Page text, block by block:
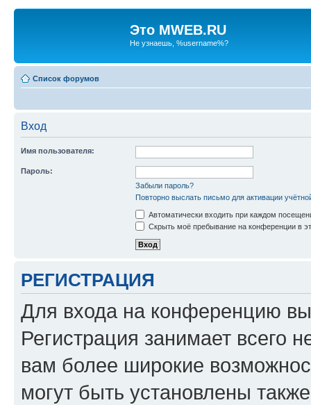
Это MWEB.RU
Не узнаешь, %username%?
Список форумов
Вход
Имя пользователя:
Пароль:
Забыли пароль?
Повторно выслать письмо для активации
Автоматически входить при каждом
Скрыть моё пребывание на конференции в
РЕГИСТРАЦИЯ
Для входа на конференцию
Регистрация занимает всего
вам более широкие
могут быть установлены